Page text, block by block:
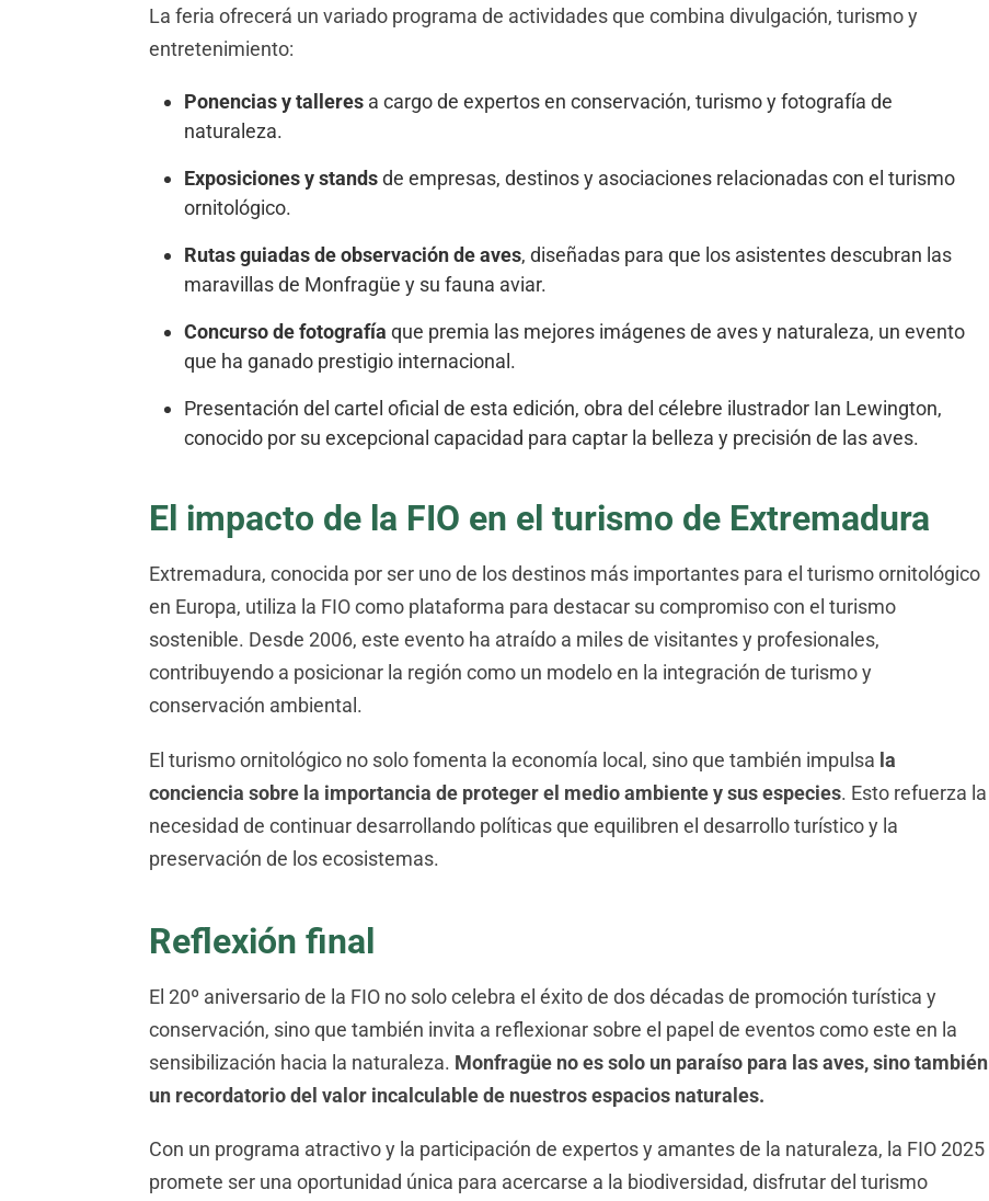
La feria ofrecerá un variado programa de actividades que combina divulgación, turismo y
entretenimiento:
Ponencias y talleres a cargo de expertos en conservación, turismo y fotografía de
naturaleza.
Exposiciones y standsde empresas, destinos y asociaciones relacionadas con el turismo
ornitológico.
Rutas guiadas de observación de aves, diseñadas para que los asistentes descubran las
maravillas de Monfragüe y su fauna aviar.
Concurso de fotografía que premia las mejores imágenes de aves y naturaleza, un evento
que ha ganado prestigio internacional.
Presentación del cartel oficial de esta edición, obra del célebre ilustrador Ian Lewington,
conocido por su excepcional capacidad para captar la belleza y precisión de las aves.
El impacto de la FIO en el turismo de Extremadura
Extremadura, conocida por ser uno de los destinos más importantes para el turismo ornitológico
en Europa, utiliza la FIO como plataforma para destacar su compromiso con el turismo
sostenible. Desde 2006, este evento ha atraído a miles de visitantes y profesionales,
contribuyendo a posicionar la región como un modelo en la integración de turismo y
conservación ambiental.
El turismo ornitológico no solo fomenta la economía local, sino que también impulsa la
conciencia sobre la importancia de proteger el medio ambiente y sus especies. Esto refuerza la
necesidad de continuar desarrollando políticas que equilibren el desarrollo turístico y la
preservación de los ecosistemas.
Reflexión final
El 20º aniversario de la FIO no solo celebra el éxito de dos décadas de promoción turística y
conservación, sino que también invita a reflexionar sobre el papel de eventos como este en la
sensibilización hacia la naturaleza. Monfragüe no es solo un paraíso para las aves, sino también
un recordatorio del valor incalculable de nuestros espacios naturales.
Con un programa atractivo y la participación de expertos y amantes de la naturaleza, la FIO 2025
promete ser una oportunidad única para acercarse a la biodiversidad, disfrutar del turismo